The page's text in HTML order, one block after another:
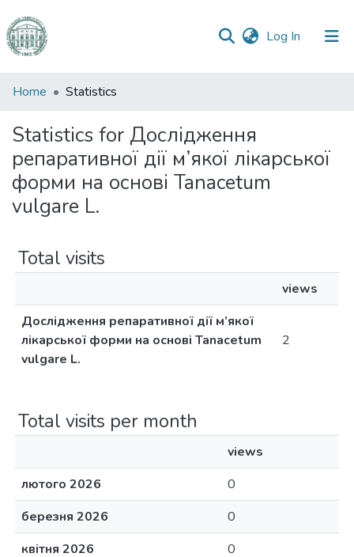
Log In (current)
Communities
Collections
All of DSpace
Home Statistics
Statistics for Дослідження
репаративної дії м’якої лікарської
форми на основі Tanacetum
vulgare L.
Total visits
views
Дослідження репаративної дії м’якої
лікарської форми на основі Tanacetum
vulgare L.
2
Total visits per month
views
лютого 2026
0
березня 2026
0
квітня 2026
0